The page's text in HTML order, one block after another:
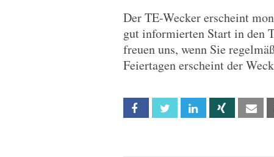
Der TE-Wecker erscheint
gut informierten Start in den
freuen uns, wenn Sie
Feiertagen erscheint der
Facebook Twitter Linkedin Xing